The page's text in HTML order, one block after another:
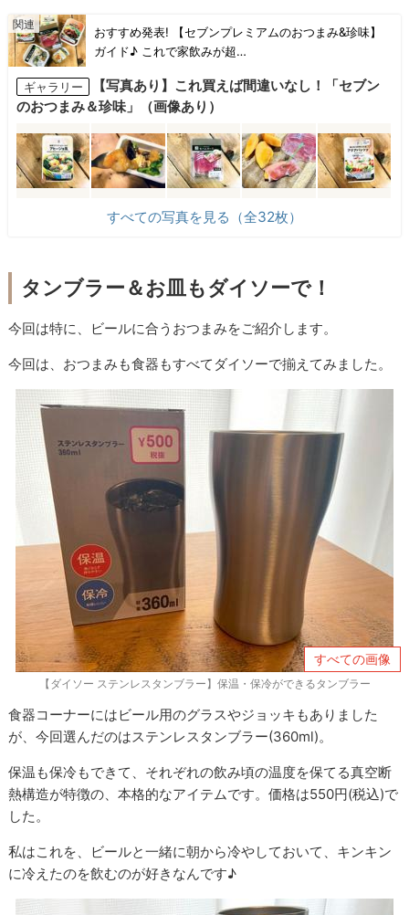
おすすめ発表! 【セブンプレミアムのおつまみ&珍味】
ガイド♪ これで家飲みが超…
ギャラリー
【写真あり】これ買えば間違いなし！「セブン
のおつまみ＆珍味」（画像あり）
すべての写真を見る（全32枚）
タンブラー＆お皿もダイソーで！
今回は特に、ビールに合うおつまみをご紹介します。
今回は、おつまみも食器もすべてダイソーで揃えてみました。
すべての画像
【ダイソー ステンレスタンブラー】保温・保冷ができるタンブラー
食器コーナーにはビール用のグラスやジョッキもありました
が、今回選んだのはステンレスタンブラー(360ml)。
保温も保冷もできて、それぞれの飲み頃の温度を保てる真空断
熱構造が特徴の、本格的なアイテムです。価格は550円(税込)で
した。
私はこれを、ビールと一緒に朝から冷やしておいて、キンキン
に冷えたのを飲むのが好きなんです♪